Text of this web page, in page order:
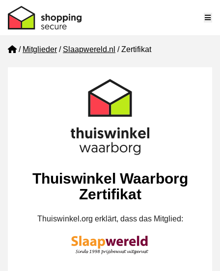
Home
Mitglieder Slaapwereld.nl Zertifikat
Thuiswinkel Waarborg
Zertifikat
Thuiswinkel.org erklärt, dass das Mitglied: